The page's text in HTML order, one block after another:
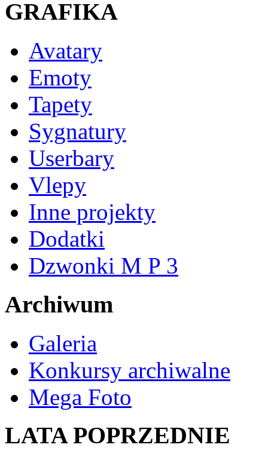
GRAFIKA
Avatary
Emoty
Tapety
Sygnatury
Userbary
Vlepy
Inne projekty
Dodatki
Dzwonki M P 3
Archiwum
Galeria
Konkursy archiwalne
Mega Foto
LATA POPRZEDNIE